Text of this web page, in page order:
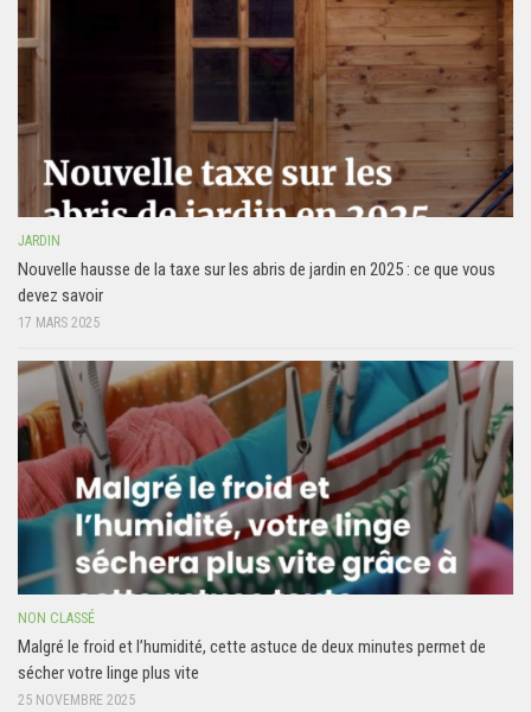
JARDIN
Nouvelle hausse de la taxe sur les abris de jardin en 2025 : ce que vous
devez savoir
17 MARS 2025
NON CLASSÉ
Malgré le froid et l’humidité, cette astuce de deux minutes permet de
sécher votre linge plus vite
25 NOVEMBRE 2025